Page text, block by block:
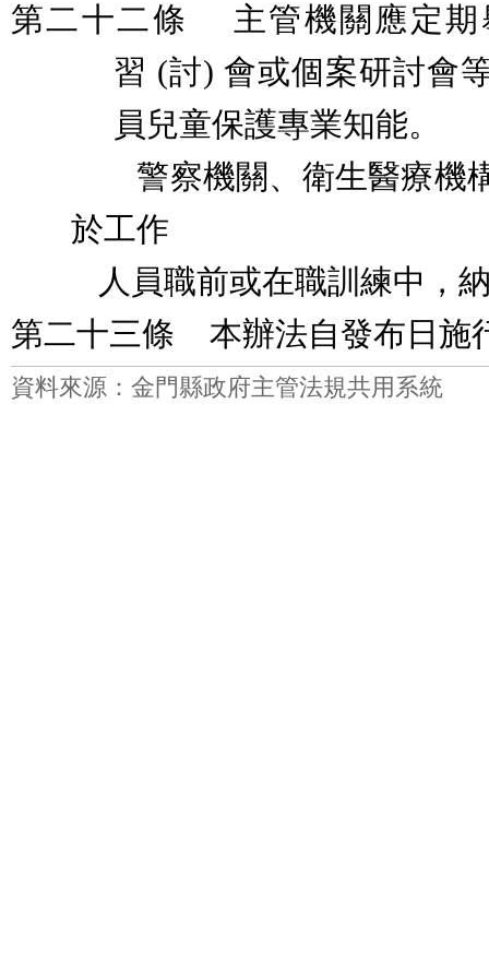
第二十二條
主管機關應定
習 (討)會或個案研討會
員兒童保護專業知能。
警察機關、衛生醫療機
於工作
人員職前或在職訓練中，
第二十三條
本辦法自發布日施
資料來源：金門縣政府主管法規共用系統